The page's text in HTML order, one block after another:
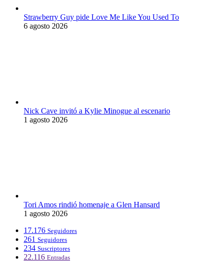
Strawberry Guy pide Love Me Like You Used To
6 agosto 2026
Nick Cave invitó a Kylie Minogue al escenario
1 agosto 2026
Tori Amos rindió homenaje a Glen Hansard
1 agosto 2026
17.176 Seguidores
261 Seguidores
234 Suscriptores
22.116 Entradas